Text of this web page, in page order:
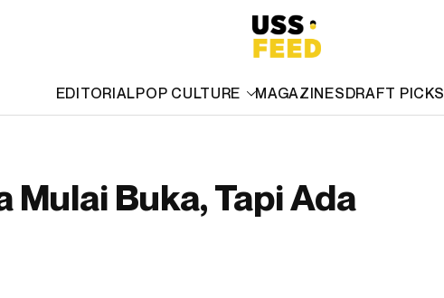
EDITORIALPOP CULTURE MAGAZINESDRAFT PICKS
Mulai Buka, Tapi Ada